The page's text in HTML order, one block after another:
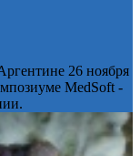
26 ноября
MedSoft -